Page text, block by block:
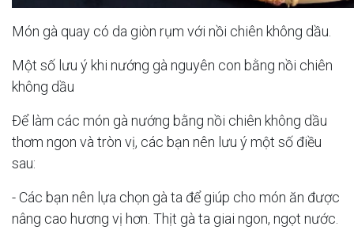
Món gà quay có da giòn rụm với nồi chiên không dầu.
Một số lưu ý khi nướng gà nguyên con bằng nồi chiên
không dầu
Để làm các món gà nướng bằng nồi chiên không dầu
thơm ngon và tròn vị, các bạn nên lưu ý một số điều
sau:
- Các bạn nên lựa chọn gà ta để giúp cho món ăn được
nâng cao hương vị hơn. Thịt gà ta giai ngon, ngọt nước.